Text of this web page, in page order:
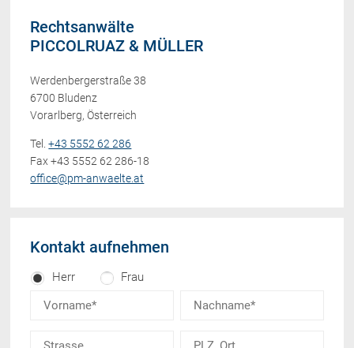
Rechtsanwälte
PICCOLRUAZ & MÜLLER
Werdenbergerstraße 38
6700 Bludenz
Vorarlberg, Österreich
Tel.+43 5552 62 286
Fax +43 5552 62 286-18
office@pm-anwaelte.at
Kontakt aufnehmen
Herr Frau